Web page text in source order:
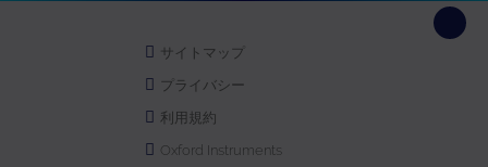
サイトマップ
プライバシー
利用規約
Oxford Instruments